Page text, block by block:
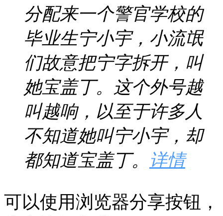
分配来一个警官学校的
毕业生宁小宇，小流氓
们故意把宁字拆开，叫
她宝盖丁。这个外号越
叫越响，以至于许多人
不知道她叫宁小宇，却
都知道宝盖丁。 详情
可以使用浏览器分享按钮，